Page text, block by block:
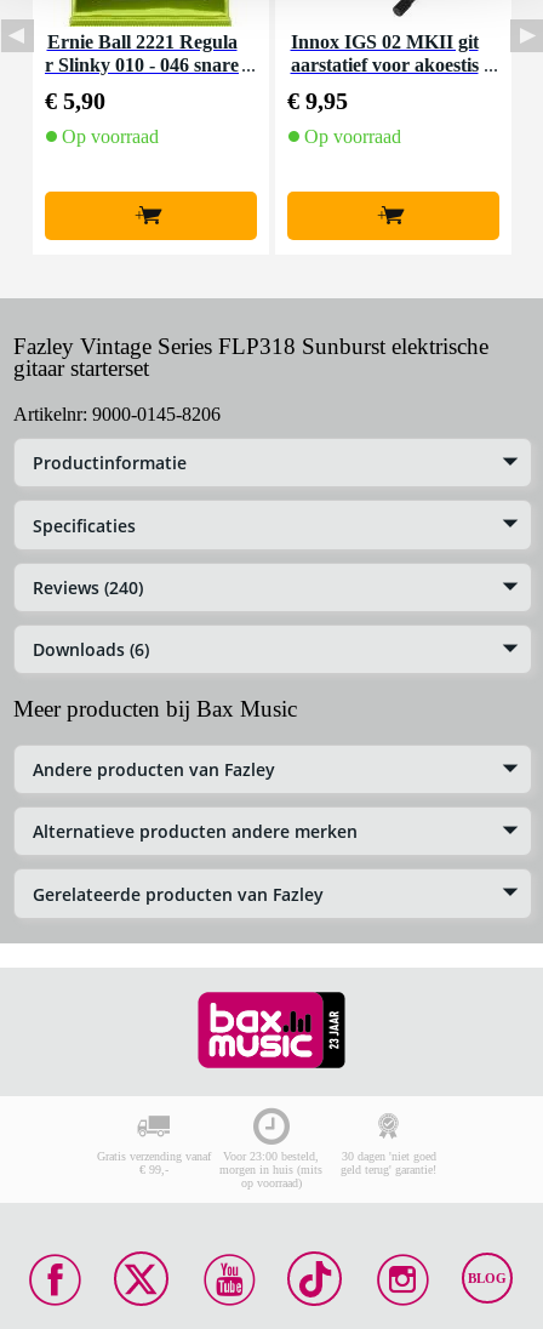
Ernie Ball 2221 Regula
r Slinky 010 - 046 snare
€ 5,90
Op voorraad
+
Innox IGS 02 MKII git
aarstatief voor akoestis
€ 9,95
Op voorraad
+
Fazley Vintage Series FLP318 Sunburst elektrische
gitaar starterset
Artikelnr: 9000-0145-8206
Productinformatie
Specificaties
Reviews (240)
Downloads (6)
Meer producten bij Bax Music
Andere producten van Fazley
Alternatieve producten andere merken
Gerelateerde producten van Fazley
Gratis verzending vanaf
€ 99,-
Voor 23:00 besteld,
morgen in huis (mits
op voorraad)
30 dagen 'niet goed
geld terug' garantie!
BLOG